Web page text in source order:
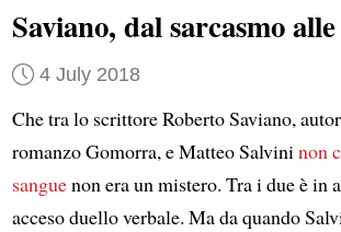
Saviano, dal sarcasmo alle
4 July 2018
Che tra lo scrittore Roberto Saviano,
romanzo Gomorra, e Matteo Salvininon
sanguenon era un mistero. Tra i due è in
acceso duello verbale. Ma da quando